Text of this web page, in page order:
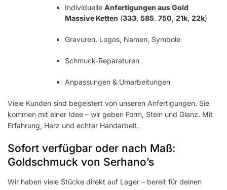
IndividuelleAnfertigungen aus Gold
Massive Ketten (333,585,750,21k,22k)
Gravuren, Logos, Namen, Symbole
Schmuck-Reparaturen
Anpassungen & Umarbeitungen
Viele Kunden sind begeistert von unseren Anfertigungen. Sie
kommen mit einer Idee – wir geben Form, Stein und Glanz. Mit
Erfahrung, Herz und echter Handarbeit.
Sofort verfügbar oder nach Maß:
Goldschmuck von Serhano’s
Wir haben viele Stücke direkt auf Lager – bereit für deinen